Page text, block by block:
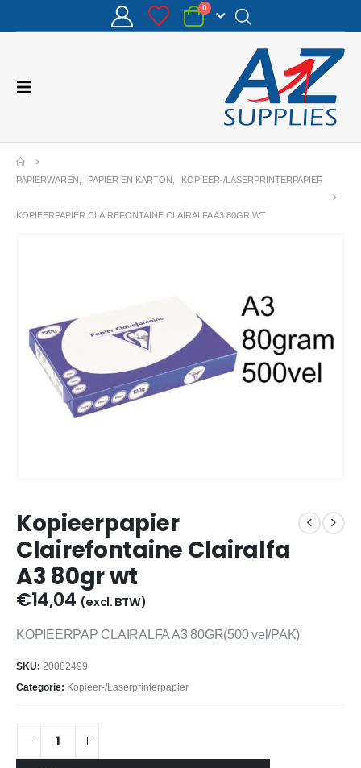
0
PAPIERWAREN PAPIER EN KARTON KOPIEER-/LASERPRINTERPAPIER
KOPIEERPAPIER CLAIREFONTAINE CLAIRALFA A3 80GR WT
Kopieerpapier
Clairefontaine Clairalfa
A3 80gr wt
€14,04 (excl. BTW)
KOPIEERPAP CLAIRALFA A3 80GR(500 vel/PAK)
SKU: 20082499
Categorie: Kopieer-/Laserprinterpapier